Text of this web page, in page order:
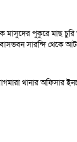
মাসুদের পুকুরে মাছ
সারন্দি থেকে
থানার অফিসার